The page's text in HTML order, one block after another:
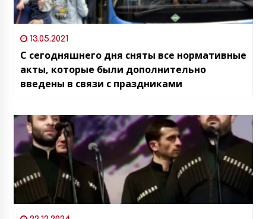
13.05.2021
С сегодняшнего дня сняты все нормативные
акты, которые были дополнительно
введены в связи с праздниками